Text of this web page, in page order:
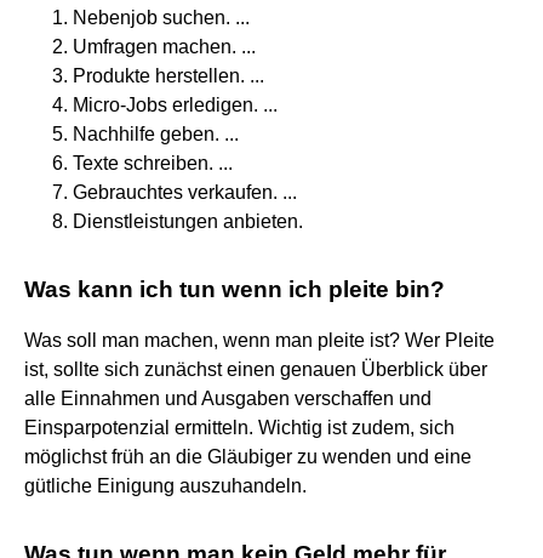
Nebenjob suchen. ...
Umfragen machen. ...
Produkte herstellen. ...
Micro-Jobs erledigen. ...
Nachhilfe geben. ...
Texte schreiben. ...
Gebrauchtes verkaufen. ...
Dienstleistungen anbieten.
Was kann ich tun wenn ich pleite bin?
Was soll man machen, wenn man pleite ist? Wer Pleite
ist, sollte sich zunächst einen genauen Überblick über
alle Einnahmen und Ausgaben verschaffen und
Einsparpotenzial ermitteln. Wichtig ist zudem, sich
möglichst früh an die Gläubiger zu wenden und eine
gütliche Einigung auszuhandeln.